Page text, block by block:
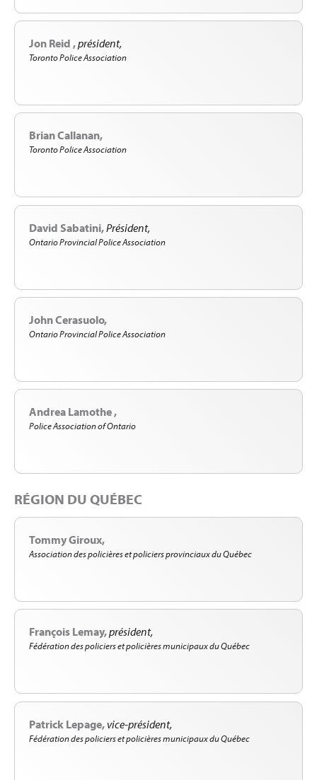
Jon Reid président
Toronto Police Association
Brian Callanan
Toronto Police Association
David Sabatini Président
Ontario Provincial Police Association
John Cerasuolo
Ontario Provincial Police Association
Andrea Lamothe
Police Association of Ontario
RÉGION DU QUÉBEC
Tommy Giroux
Association des policières et policiers provinciaux du Québec
François Lemay président
Fédération des policiers et policières municipaux du Québec
Patrick Lepage vice-président
Fédération des policiers et policières municipaux du Québec